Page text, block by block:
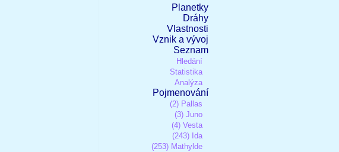
Planetky
Dráhy
Vlastnosti
Vznik a vývoj
Seznam
Hledání
Statistika
Analýza
Pojmenování
(2) Pallas
(3) Juno
(4) Vesta
(243) Ida
(253) Mathylde